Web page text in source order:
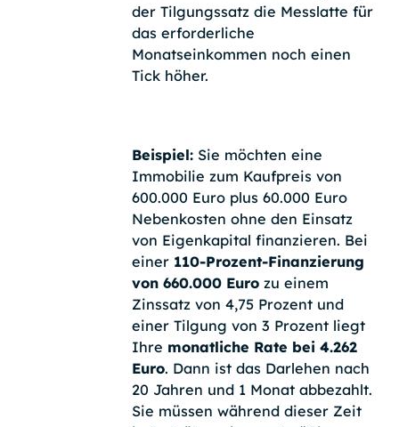
der Tilgungssatz die Messlatte für
das erforderliche
Monatseinkommen noch einen
Tick höher.
Beispiel: Sie möchten eine
Immobilie zum Kaufpreis von
600.000 Euro plus 60.000 Euro
Nebenkosten ohne den Einsatz
von Eigenkapital finanzieren. Bei
einer 110-Prozent-Finanzierung
von 660.000 Eurozu einem
Zinssatz von 4,75 Prozent und
einer Tilgung von 3 Prozent liegt
Ihre monatliche Rate bei 4.262
Euro. Dann ist das Darlehen nach
20 Jahren und 1 Monat abbezahlt.
Sie müssen während dieser Zeit